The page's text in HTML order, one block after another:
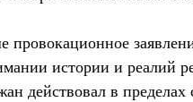
истории и реалий
действовал в